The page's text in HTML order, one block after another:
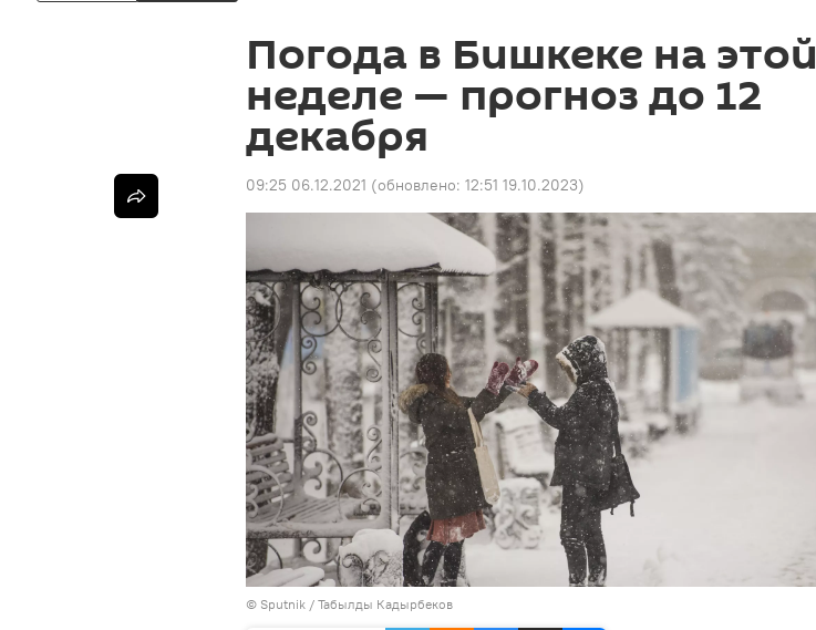
Погода в Бишкеке на этой
неделе — прогноз до 12
декабря
09:25 06.12.2021 (обновлено: 12:51 19.10.2023)
© Sputnik / Табылды Кадырбеков